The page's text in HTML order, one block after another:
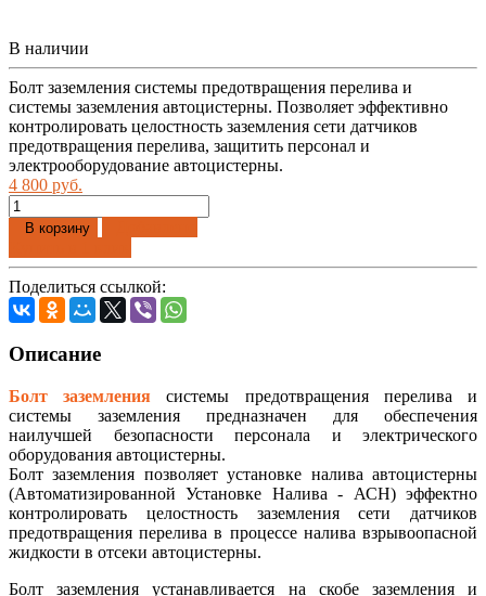
В наличии
Болт заземления системы предотвращения перелива и
системы заземления автоцистерны. Позволяет эффективно
контролировать целостность заземления сети датчиков
предотвращения перелива, защитить персонал и
электрооборудование автоцистерны.
4 800 руб.
В корзину
Поделиться ссылкой:
Описание
Болт заземления системы предотвращения перелива и
системы заземления предназначен для обеспечения
наилучшей безопасности персонала и электрического
оборудования автоцистерны.
Болт заземления позволяет установке налива автоцистерны
(Автоматизированной Установке Налива - АСН) эффектно
контролировать целостность заземления сети датчиков
предотвращения перелива в процессе налива взрывоопасной
жидкости в отсеки автоцистерны.
Болт заземления устанавливается на скобе заземления и